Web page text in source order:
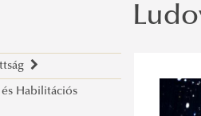
Habilitációs